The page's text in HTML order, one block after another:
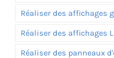
Réaliser des affichages
Réaliser des affichages
Réaliser des panneaux